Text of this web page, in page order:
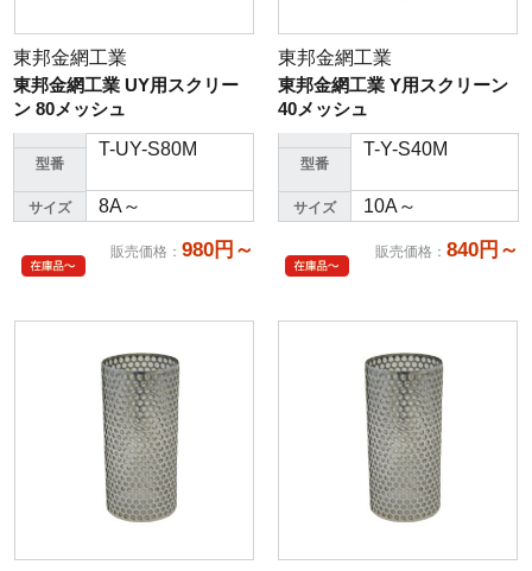
東邦金網工業
東邦金網工業 UY用スクリー
ン 80メッシュ
型番
T-UY-S80M
サイズ 8A～
販売価格 ： 980円～
東邦金網工業
東邦金網工業 Y用スクリーン
40メッシュ
型番
T-Y-S40M
サイズ 10A～
販売価格 ： 840円～